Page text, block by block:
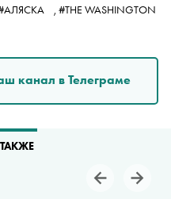
, #THE WASHINGTON
канал в Телеграме